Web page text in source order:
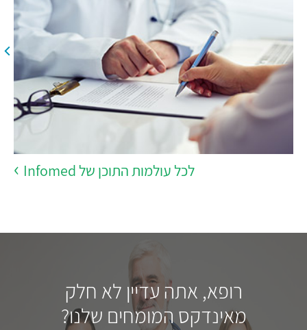
לכל עולמות התוכן של Infomed
רופא, אתה עדיין לא חלק
מאינדקס המומחים שלנו?